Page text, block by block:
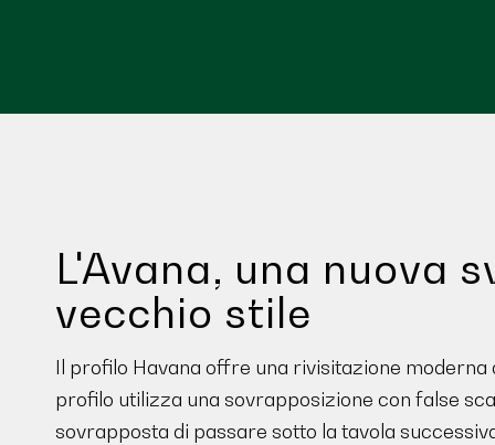
L'Avana, una nuova
vecchio stile
Il profilo Havana offre una rivisitazione moderna
profilo utilizza una sovrapposizione con false
sovrapposta di passare sotto la tavola